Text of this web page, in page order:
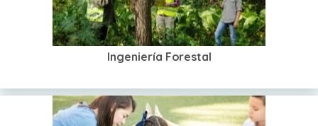
Ingeniería Forestal